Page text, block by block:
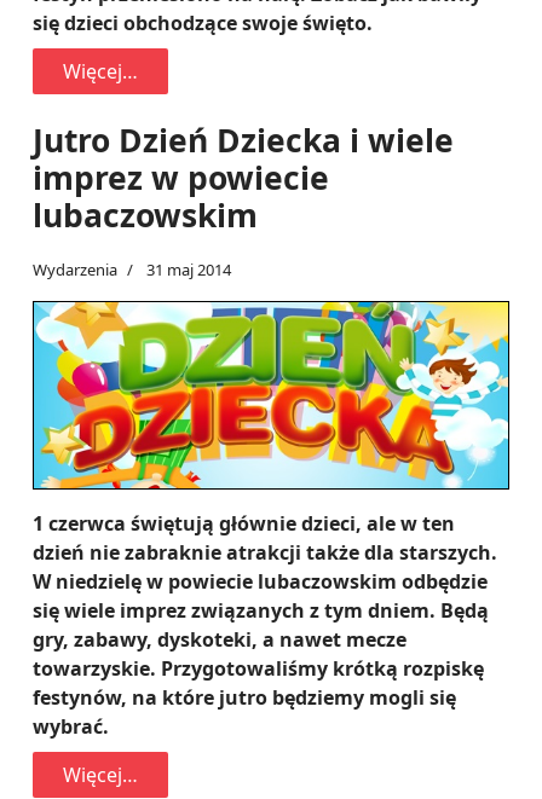
się dzieci obchodzące swoje święto.
Więcej…
Jutro Dzień Dziecka i wiele
imprez w powiecie
lubaczowskim
Wydarzenia 31 maj 2014
1 czerwca świętują głównie dzieci, ale w ten
dzień nie zabraknie atrakcji także dla starszych.
W niedzielę w powiecie lubaczowskim odbędzie
się wiele imprez związanych z tym dniem. Będą
gry, zabawy, dyskoteki, a nawet mecze
towarzyskie. Przygotowaliśmy krótką rozpiskę
festynów, na które jutro będziemy mogli się
wybrać.
Więcej…